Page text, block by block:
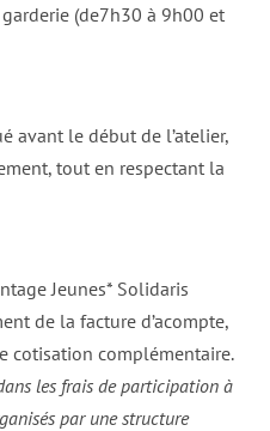
(de7h30 à 9h00 et
avant le début de l’atelier,
tout en respectant la
Jeunes* Solidaris
de la facture d’acompte,
cotisation complémentaire.
les frais de participation à
par une structure